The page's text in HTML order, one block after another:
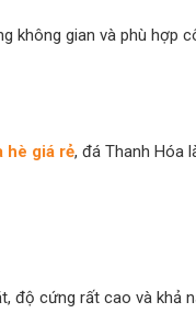
không gian và phù hợp
hè giá rẻ, đá Thanh Hóa
độ cứng rất cao và khả